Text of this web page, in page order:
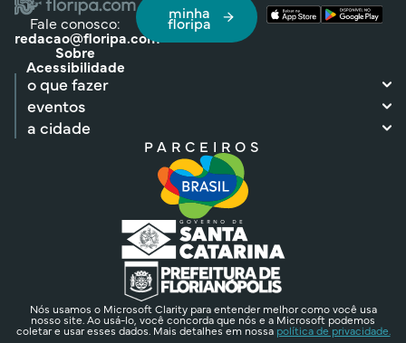
Fale conosco:
redacao@floripa.com
Sobre
Acessibilidade
minha
floripa
o que fazer
eventos
a cidade
PARCEIROS
Nós usamos o Microsoft Clarity para entender melhor como você usa
nosso site. Ao usá-lo, você concorda que nós e a Microsoft podemos
coletar e usar esses dados. Mais detalhes em nossa política de privacidade.